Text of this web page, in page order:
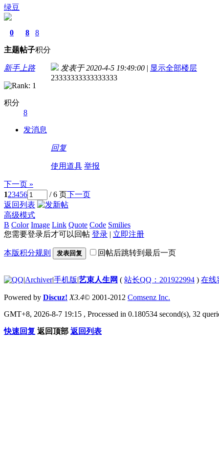
绿豆
0
主题
8
帖子
8
积分
新手上路
积分
8
发消息
发表于 2020-4-5 19:49:00 | 显示全部楼层
23333333333333333
回复
使用道具 举报
下一页 »
123456 / 6 页下一页
返回列表
高级模式
B Color Image Link Quote Code Smilies
您需要登录后才可以回帖 登录 | 立即注册
本版积分规则 发表回复 回帖后跳转到最后一页
|Archiver|手机版|艺束人生网 ( 站长QQ：201922994 ) 在线
Powered by Discuz! X3.4© 2001-2012 Comsenz Inc.
GMT+8, 2026-8-7 19:15 , Processed in 0.180534 second(s), 32
快速回复 返回顶部 返回列表